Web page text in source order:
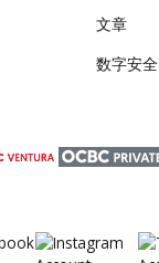
文章
数字安全